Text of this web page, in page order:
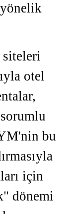
siteleri
otel
bu
için
dönemi